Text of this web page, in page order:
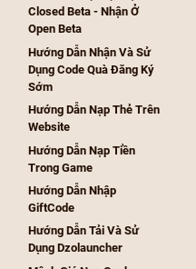
Vụ,..)
Hệ Thống Danh Hiệu "ÁC -
THIỆN" Danh
Quy Tắc Trò Chơi 9D -
Cửu Long Tranh Bá
Hướng Dẫn Hệ Thống
Chuyển ID Con Của
Dzolauncher
Hướng Dẫn Nhận Quà
Tham Gia Sự Kiện Tại
Closed Beta - Nhận Ở